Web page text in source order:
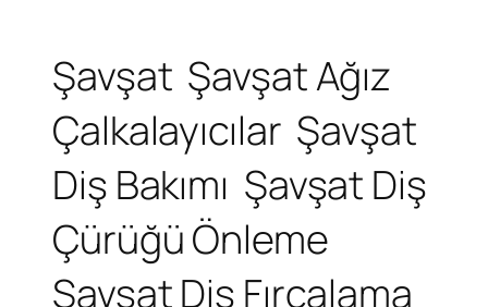
Şavşat Şavşat Ağız
Çalkalayıcılar Şavşat
Diş Bakımı Şavşat Diş
Çürüğü Önleme
Şavşat Diş Fırçalama